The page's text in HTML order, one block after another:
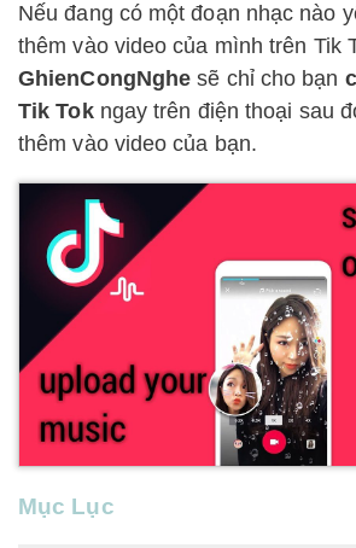
Nếu đang có một đoạn nhạc nào
thêm vào video của mình trên Tik
GhienCongNghe sẽ chỉ cho bạn
Tik Tokngay trên điện thoại sau
thêm vào video của bạn.
Mục Lục